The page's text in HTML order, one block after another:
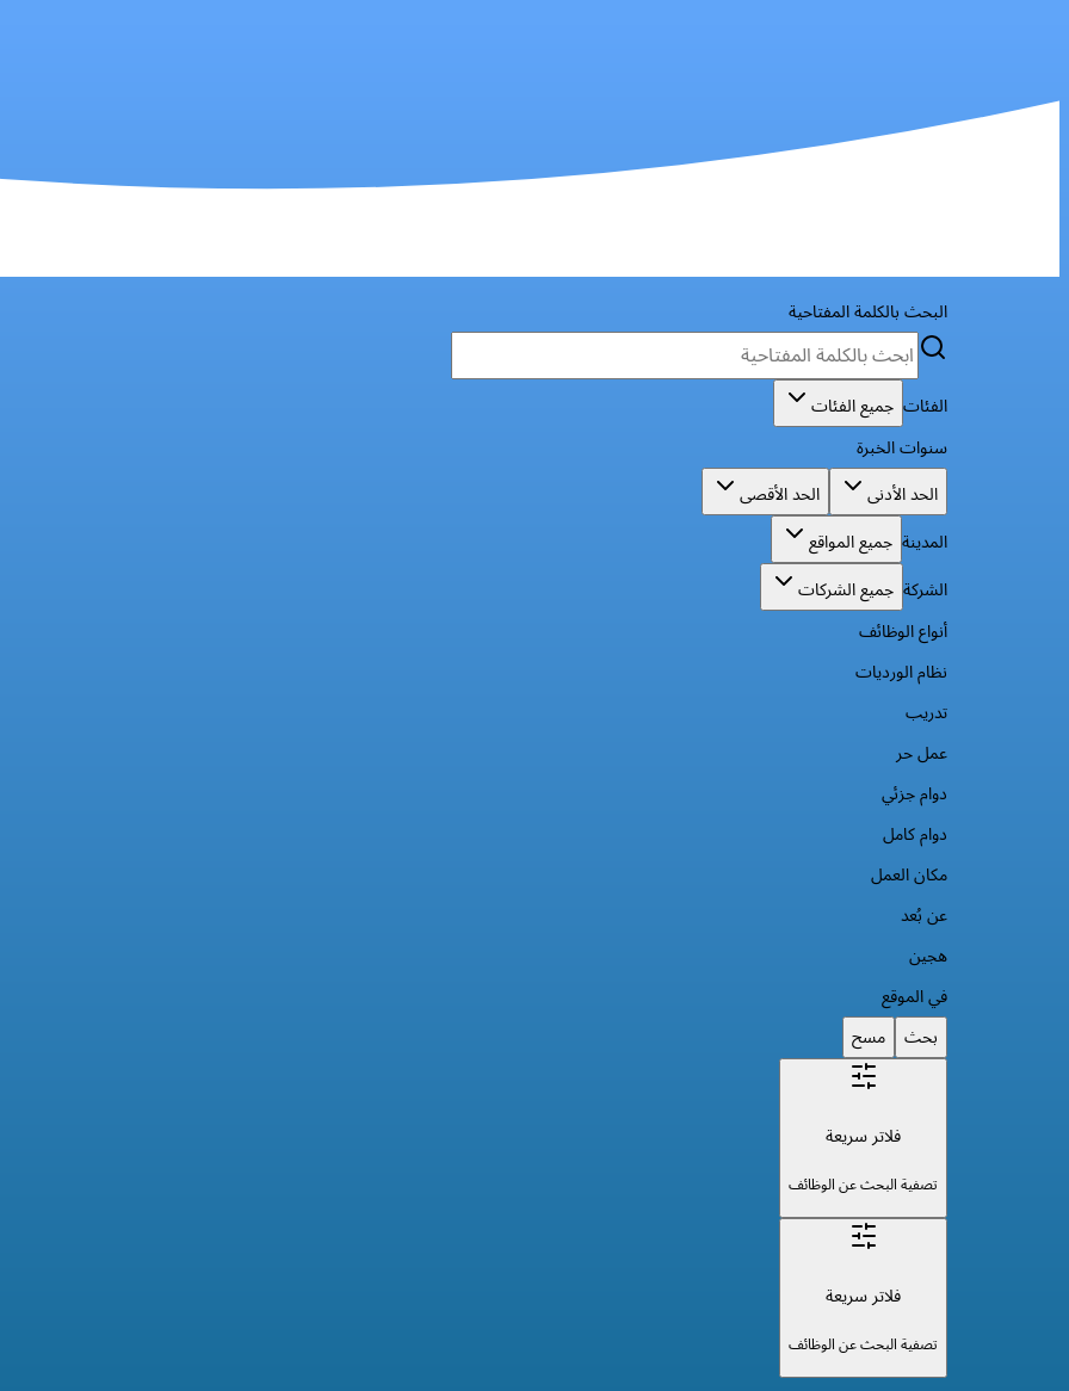
البحث بالكلمة المفتاحية
الفئات جميع الفئات
سنوات الخبرة
الحد الأدنى
الحد الأقصى
المدينة جميع المواقع
الشركة جميع الشركات
أنواع الوظائف
نظام الورديات
تدريب
عمل حر
دوام جزئي
دوام كامل
مكان العمل
عن بُعد
هجين
في الموقع
بحث مسح
فلاتر سريعة
تصفية البحث عن الوظائف
فلاتر سريعة
تصفية البحث عن الوظائف